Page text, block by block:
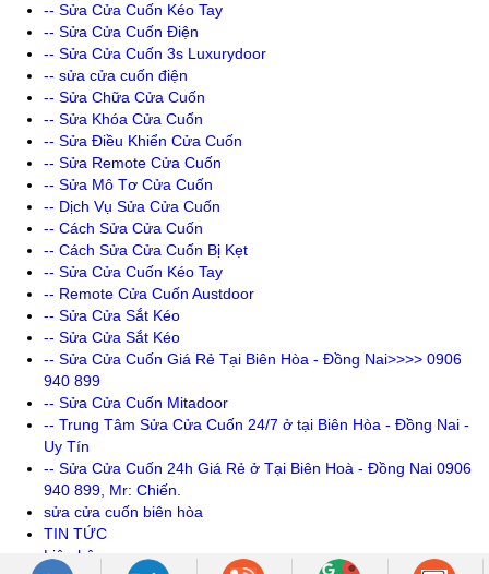
-- Sửa Cửa Cuốn Kéo Tay
-- Sửa Cửa Cuốn Điện
-- Sửa Cửa Cuốn 3s Luxurydoor
-- sửa cửa cuốn điện
-- Sửa Chữa Cửa Cuốn
-- Sửa Khóa Cửa Cuốn
-- Sửa Điều Khiển Cửa Cuốn
-- Sửa Remote Cửa Cuốn
-- Sửa Mô Tơ Cửa Cuốn
-- Dịch Vụ Sửa Cửa Cuốn
-- Cách Sửa Cửa Cuốn
-- Cách Sửa Cửa Cuốn Bị Kẹt
-- Sửa Cửa Cuốn Kéo Tay
-- Remote Cửa Cuốn Austdoor
-- Sửa Cửa Sắt Kéo
-- Sửa Cửa Sắt Kéo
-- Sửa Cửa Cuốn Giá Rẻ Tại Biên Hòa - Đồng Nai>>>> 0906
940 899
-- Sửa Cửa Cuốn Mitadoor
-- Trung Tâm Sửa Cửa Cuốn 24/7 ở tại Biên Hòa - Đồng Nai -
Uy Tín
-- Sửa Cửa Cuốn 24h Giá Rẻ ở Tại Biên Hoà - Đồng Nai 0906
940 899, Mr: Chiến.
sửa cửa cuốn biên hòa
TIN TỨC
Liên hệ